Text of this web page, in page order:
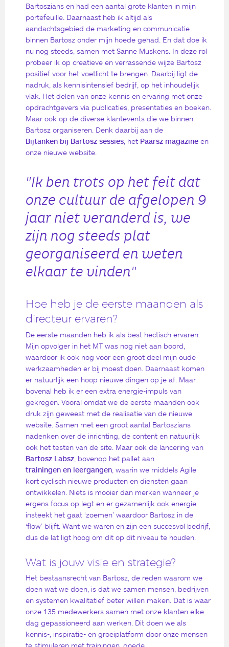
Bartoszians en had een aantal grote klanten in mijn
portefeuille. Daarnaast heb ik altijd als
aandachtsgebied de marketing en communicatie
binnen Bartosz onder mijn hoede gehad. En dat doe ik
nu nog steeds, samen met Sanne Muskens. In deze rol
probeer ik op creatieve en verrassende wijze Bartosz
positief voor het voetlicht te brengen. Daarbij ligt de
nadruk, als kennisintensief bedrijf, op het inhoudelijk
vlak. Het delen van onze kennis en ervaring met onze
opdrachtgevers via publicaties, presentaties en boeken.
Maar ook op de diverse klantevents die we binnen
Bartosz organiseren. Denk daarbij aan de
Bijtanken bij Bartosz sessies, het Paarsz magazine en
onze nieuwe website.
"Ik ben trots op het feit dat
onze cultuur de afgelopen 9
jaar niet veranderd is, we
zijn nog steeds plat
georganiseerd en weten
elkaar te vinden"
Hoe heb je de eerste maanden als
directeur ervaren?
De eerste maanden heb ik als best hectisch ervaren.
Mijn opvolger in het MT was nog niet aan boord,
waardoor ik ook nog voor een groot deel mijn oude
werkzaamheden er bij moest doen. Daarnaast komen
er natuurlijk een hoop nieuwe dingen op je af. Maar
bovenal heb ik er een extra energie-impuls van
gekregen. Vooral omdat we de eerste maanden ook
druk zijn geweest met de realisatie van de nieuwe
website. Samen met een groot aantal Bartoszians
nadenken over de inrichting, de content en natuurlijk
ook het testen van de site. Maar ook de lancering van
Bartosz Labsz , bovenop het pallet aan
trainingen en leergangen , waarin we middels Agile
kort cyclisch nieuwe producten en diensten gaan
ontwikkelen. Niets is mooier dan merken wanneer je
ergens focus op legt en er gezamenlijk ook energie
insteekt het gaat ‘zoemen’ waardoor Bartosz in de
‘flow’ blijft. Want we waren en zijn een succesvol bedrijf,
dus de lat ligt hoog om dit op dit niveau te houden.
Wat is jouw visie en strategie?
Het bestaansrecht van Bartosz, de reden waarom we
doen wat we doen, is dat we samen mensen, bedrijven
en systemen kwalitatief beter willen maken. Dat is waar
onze 135 medewerkers samen met onze klanten elke
dag gepassioneerd aan werken. Dit doen we als
kennis-, inspiratie- en groeiplatform door onze mensen